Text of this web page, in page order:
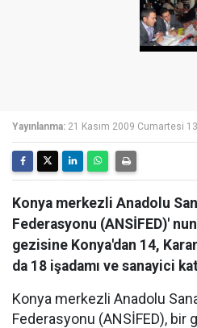
Yayınlanma: 21 Kasım 2009 Cumartesi
Konya merkezli Anadolu
Federasyonu (ANSİFED)'
gezisine Konya'dan 14,
da 18 işadamı ve sanayici
Konya merkezli Anadolu
Federasyonu (ANSİFED), bir